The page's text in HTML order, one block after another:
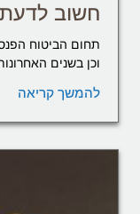
חשוב
וכן בשנים
להמשך קריאה